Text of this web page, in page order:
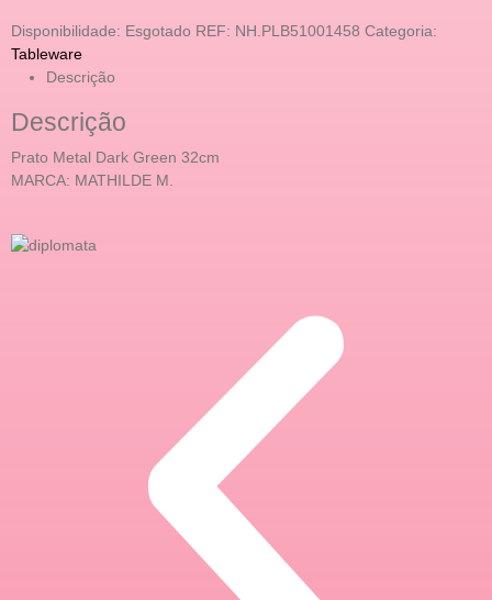
Disponibilidade: Esgotado REF: NH.PLB51001458 Categoria:
Tableware
Descrição
Descrição
Prato Metal Dark Green 32cm
MARCA: MATHILDE M.